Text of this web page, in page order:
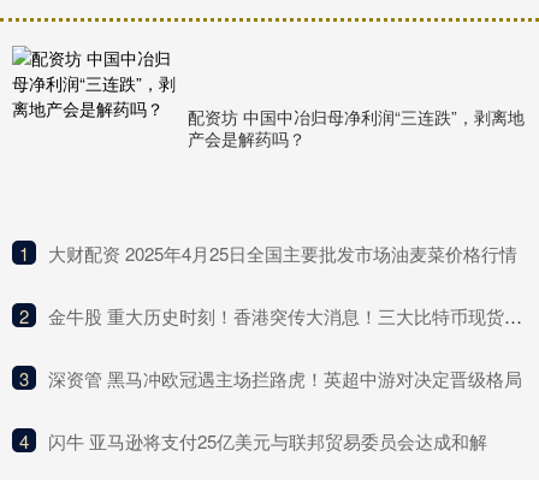
配资坊 中国中冶归母净利润“三连跌”，剥离地
产会是解药吗？
1 ​大财配资 2025年4月25日全国主要批发市场油麦菜价格行情
2 ​金牛股 重大历史时刻！香港突传大消息！三大比特币现货ETF正式开盘
3 ​深资管 黑马冲欧冠遇主场拦路虎！英超中游对决定晋级格局
4 ​闪牛 亚马逊将支付25亿美元与联邦贸易委员会达成和解